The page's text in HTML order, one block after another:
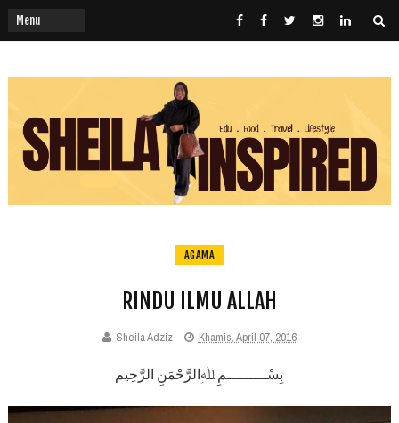
AGAMA
RINDU ILMU ALLAH
Sheila Adziz Khamis, April 07, 2016
بِسْـــــــــمِ ﷲِالرَّحْمَنِ الرَّحِيم